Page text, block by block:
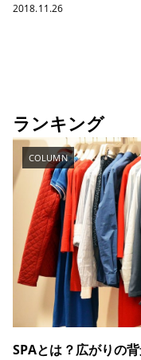
2018.11.26
ランキング
COLUMN
SPAとは？広がりの